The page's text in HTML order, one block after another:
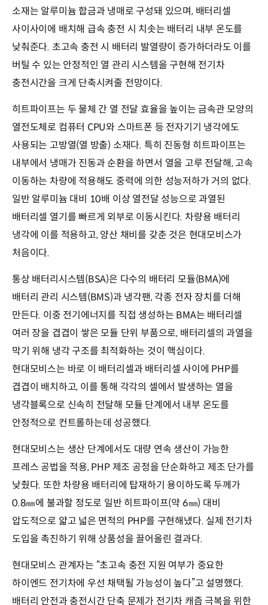
소재는 알루미늄 합금과 냉매로 구성돼 있으며, 배터리셀
사이사이에 배치해 급속 충전 시 치솟는 배터리 내부 온도를
낮춰준다. 초고속 충전 시 배터리 발열량이 증가하더라도 이를
버틸 수 있는 안정적인 열 관리 시스템을 구현해 전기차
충전시간을 크게 단축시켜줄 전망이다.
히트파이프는 두 물체 간 열 전달 효율을 높이는 금속관 모양의
열전도체로 컴퓨터 CPU와 스마트폰 등 전자기기 냉각에도
사용되는 고방열(열 방출) 소재다. 특히 진동형 히트파이프는
내부에서 냉매가 진동과 순환을 하면서 열을 고루 전달해, 고속
이동하는 차량에 적용해도 중력에 의한 성능저하가 거의 없다.
일반 알루미늄 대비 10배 이상 열전달 성능으로 과열된
배터리셀 열기를 빠르게 외부로 이동시킨다. 차량용 배터리
냉각에 이를 적용하고, 양산 채비를 갖춘 것은 현대모비스가
처음이다.
통상 배터리시스템(BSA)은 다수의 배터리 모듈(BMA)에
배터리 관리 시스템(BMS)과 냉각팬, 각종 전자 장치를 더해
만든다. 이중 전기에너지를 직접 생성하는 BMA는 배터리셀
여러 장을 겹겹이 쌓은 모듈 단위 부품으로, 배터리셀의 과열을
막기 위해 냉각 구조를 최적화하는 것이 핵심이다.
현대모비스는 바로 이 배터리셀과 배터리셀 사이에 PHP를
겹겹이 배치하고, 이를 통해 각각의 셀에서 발생하는 열을
냉각블록으로 신속히 전달해 모듈 단계에서 내부 온도를
안정적으로 컨트롤하는데 성공했다.
현대모비스는 생산 단계에서도 대량 연속 생산이 가능한
프레스 공법을 적용, PHP 제조 공정을 단순화하고 제조 단가를
낮췄다. 또한 차량용 배터리에 탑재하기 용이하도록 두께가
0.8㎜에 불과할 정도로 일반 히트파이프(약 6㎜) 대비
압도적으로 얇고 넓은 면적의 PHP를 구현해냈다. 실제 전기차
도입을 촉진하기 위해 상품성을 끌어올린 결과다.
현대모비스 관계자는 “초고속 충전 지원 여부가 중요한
하이엔드 전기차에 우선 채택될 가능성이 높다”고 설명했다.
배터리 안전과 충전시간 단축 문제가 전기차 캐즘 극복을 위한